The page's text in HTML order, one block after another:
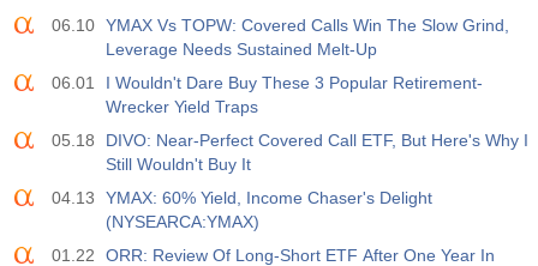
06.10 YMAX Vs TOPW: Covered Calls Win The Slow Grind,
Leverage Needs Sustained Melt-Up
06.01
I Wouldn't Dare Buy These 3 Popular Retirement-
Wrecker Yield Traps
05.18
DIVO: Near-Perfect Covered Call ETF, But Here's Why I
Still Wouldn't Buy It
04.13
YMAX: 60% Yield, Income Chaser's Delight
(NYSEARCA:YMAX)
01.22
ORR: Review Of Long-Short ETF After One Year In